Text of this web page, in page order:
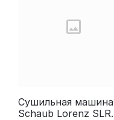
Сушильная машина
Schaub Lorenz SLR